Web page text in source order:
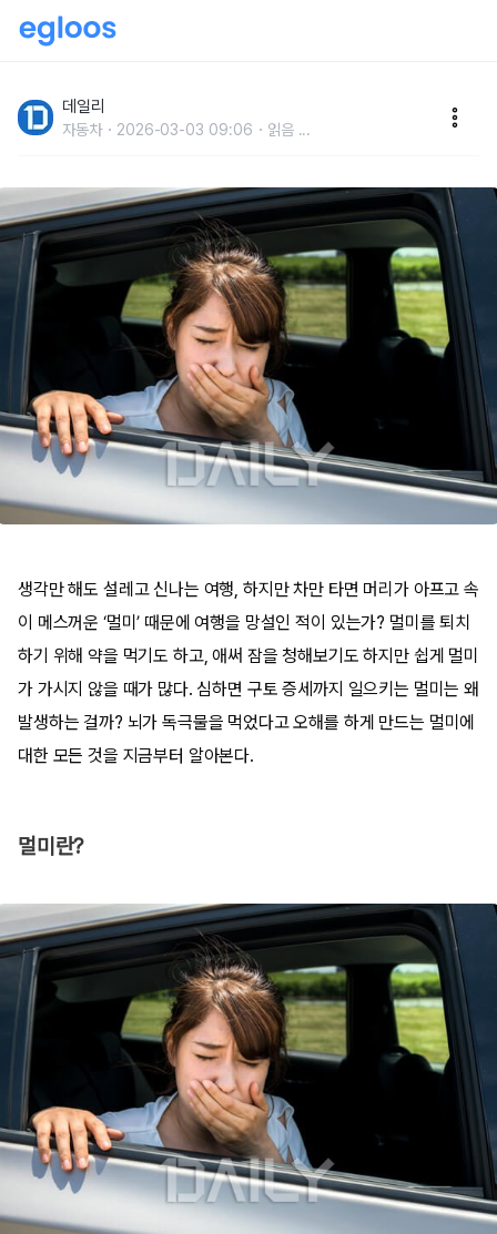
데일리
자동차 2026-03-03 09:06 읽음 ...
생각만 해도 설레고 신나는 여행, 하지만 차만 타면 머리가 아프고 속
이 메스꺼운 ‘멀미’ 때문에 여행을 망설인 적이 있는가? 멀미를 퇴치
하기 위해 약을 먹기도 하고, 애써 잠을 청해보기도 하지만 쉽게 멀미
가 가시지 않을 때가 많다. 심하면 구토 증세까지 일으키는 멀미는 왜
발생하는 걸까? 뇌가 독극물을 먹었다고 오해를 하게 만드는 멀미에
대한 모든 것을 지금부터 알아본다.
멀미란?